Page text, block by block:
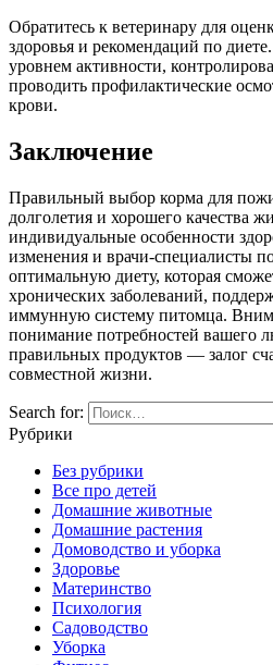
Обратитесь к ветеринару для
здоровья и рекомендаций по
уровнем активности,
проводить профилактические
крови.
Заключение
Правильный выбор корма для
долголетия и хорошего качества
индивидуальные особенности
изменения и врачи-специалисты
оптимальную диету, которая
хронических заболеваний,
иммунную систему питомца.
понимание потребностей вашего
правильных продуктов — залог
совместной жизни.
Search for:
Рубрики
Без рубрики
Все про детей
Домашние животные
Домашние растения
Домоводство и уборка
Здоровье
Материнство
Психология
Садоводство
Уборка